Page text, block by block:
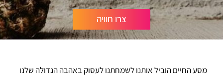
צרו חוויה
מסע החיים הוביל אותנו לשמחתנו לעסוק באהבה הגדולה שלנו